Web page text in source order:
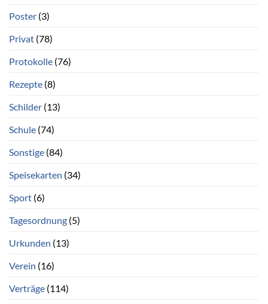
Poster (3)
Privat (78)
Protokolle (76)
Rezepte (8)
Schilder (13)
Schule (74)
Sonstige (84)
Speisekarten (34)
Sport (6)
Tagesordnung (5)
Urkunden (13)
Verein (16)
Verträge (114)